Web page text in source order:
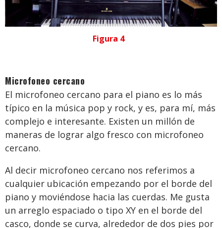
Figura 4
Microfoneo cercano
El microfoneo cercano para el piano es lo más
típico en la música pop y rock, y es, para mí, más
complejo e interesante. Existen un millón de
maneras de lograr algo fresco con microfoneo
cercano.
Al decir microfoneo cercano nos referimos a
cualquier ubicación empezando por el borde del
piano y moviéndose hacia las cuerdas. Me gusta
un arreglo espaciado o tipo XY en el borde del
casco, donde se curva, alrededor de dos pies por